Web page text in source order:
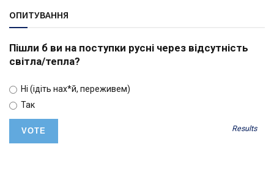
ОПИТУВАННЯ
Пішли б ви на поступки русні через відсутність
світла/тепла?
Ні (ідіть нах*й, переживем)
Так
Results